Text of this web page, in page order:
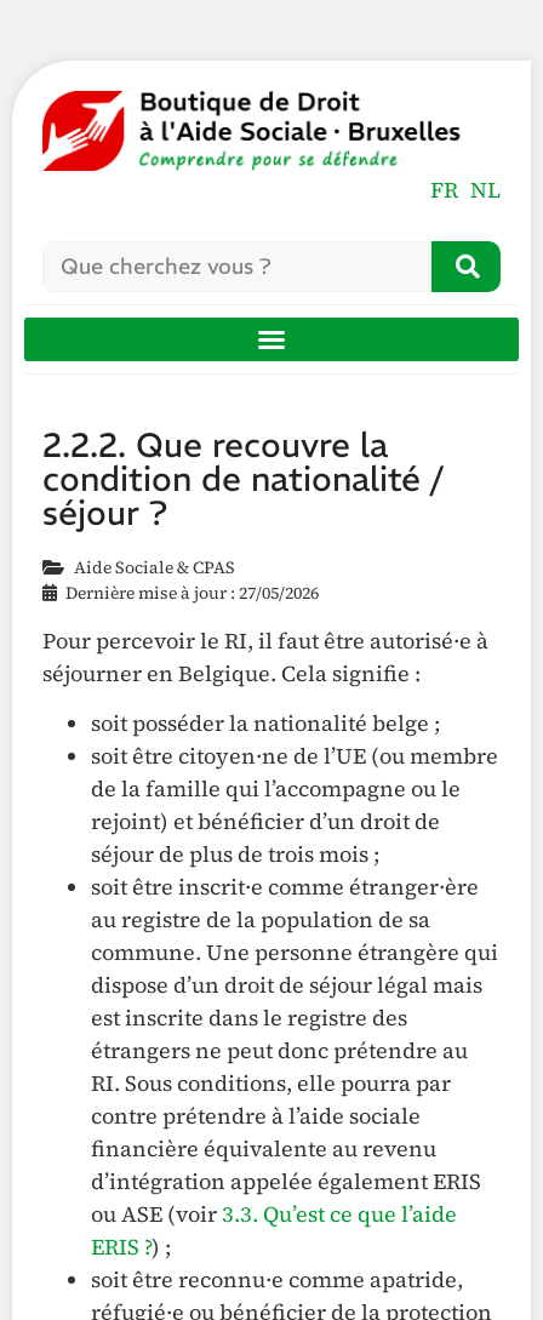
FR NL
2.2.2. Que recouvre la
condition de nationalité /
séjour ?
Aide Sociale & CPAS
Dernière mise à jour : 27/05/2026
Pour percevoir le RI, il faut être autorisé·e à
séjourner en Belgique. Cela signifie :
soit posséder la nationalité belge ;
soit être citoyen·ne de l’UE (ou membre
de la famille qui l’accompagne ou le
rejoint) et bénéficier d’un droit de
séjour de plus de trois mois ;
soit être inscrit·e comme étranger·ère
au registre de la population de sa
commune. Une personne étrangère qui
dispose d’un droit de séjour légal mais
est inscrite dans le registre des
étrangers ne peut donc prétendre au
RI. Sous conditions, elle pourra par
contre prétendre à l’aide sociale
financière équivalente au revenu
d’intégration appelée également ERIS
ou ASE (voir 3.3. Qu’est ce que l’aide
ERIS ?) ;
soit être reconnu·e comme apatride,
réfugié·e ou bénéficier de la protection